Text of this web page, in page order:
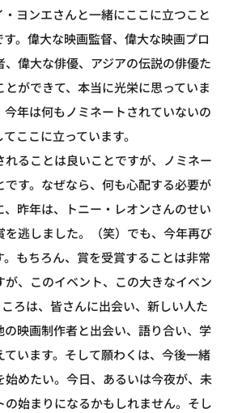
ヨンエさんと一緒にここに立つこと
。偉大な映画監督、偉大な映画プロ
偉大な俳優、アジアの伝説の俳優た
ができて、本当に光栄に思っていま
年は何もノミネートされていないの
ここに立っています。
ることは良いことですが、ノミネー
です。なぜなら、何も心配する必要が
昨年は、トニー・レオンさんのせい
を逃しました。（笑）でも、今年再び
もちろん、賞を受賞することは非常
、このイベント、この大きなイベン
ろは、皆さんに出会い、新しい人た
映画制作者と出会い、語り合い、学
います。そして願わくは、今後一緒
始めたい。今日、あるいは今夜が、未
始まりになるかもしれません。そし